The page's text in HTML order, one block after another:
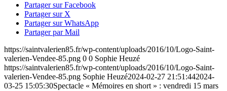
Partager sur Facebook
Partager sur X
Partager sur WhatsApp
Partager par Mail
https://saintvalerien85.fr/wp-content/uploads/2016/10/Logo-Saint-
valerien-Vendee-85.png 0 0 Sophie Heuzé
https://saintvalerien85.fr/wp-content/uploads/2016/10/Logo-Saint-
valerien-Vendee-85.png Sophie Heuzé2024-02-27 21:51:442024-
03-25 15:05:30Spectacle « Mémoires en short » : vendredi 15 mars